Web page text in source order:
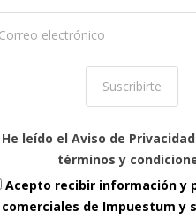
He leído el Aviso de
términos y
Acepto recibir información y
comerciales de Impuestum y